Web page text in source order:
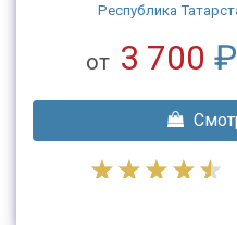
Республика
от 3 700 ₽